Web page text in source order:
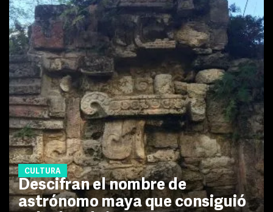
CULTURA
Descifran el nombre de
astrónomo maya que consiguió